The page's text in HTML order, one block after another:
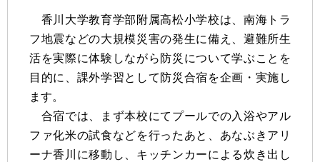
香川大学教育学部附属高松小学校は、南海トラ
フ地震などの大規模災害の発生に備え、避難所生
活を実際に体験しながら防災について学ぶことを
目的に、課外学習として防災合宿を企画・実施し
ます。
合宿では、まず本校にてプールでの入浴やアル
ファ化米の試食などを行ったあと、あなぶきアリ
ーナ香川に移動し、キッチンカーによる炊き出し